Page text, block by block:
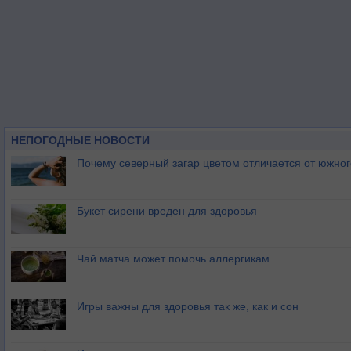
НЕПОГОДНЫЕ НОВОСТИ
Почему северный загар цветом отличается от
Букет сирени вреден для здоровья
Чай матча может помочь аллергикам
Игры важны для здоровья так же, как и сон